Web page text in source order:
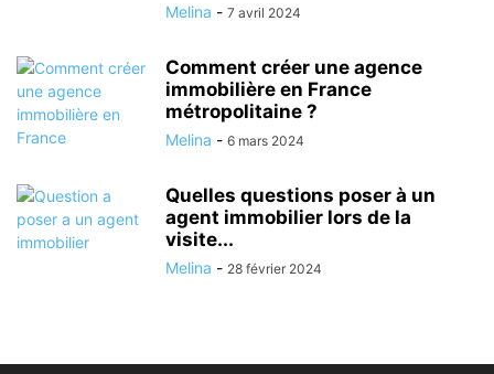
Melina - 7 avril 2024
Comment créer une agence
immobilière en France
métropolitaine ?
Melina - 6 mars 2024
Quelles questions poser à un
agent immobilier lors de la
visite...
Melina - 28 février 2024